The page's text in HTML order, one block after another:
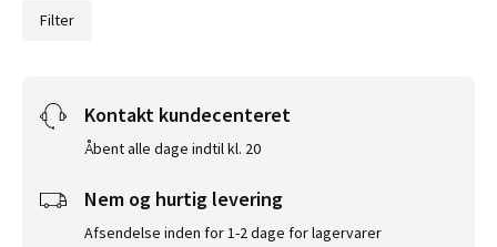
Filter
Kontakt kundecenteret
Åbent alle dage indtil kl. 20
Nem og hurtig levering
Afsendelse inden for 1-2 dage for lagervarer